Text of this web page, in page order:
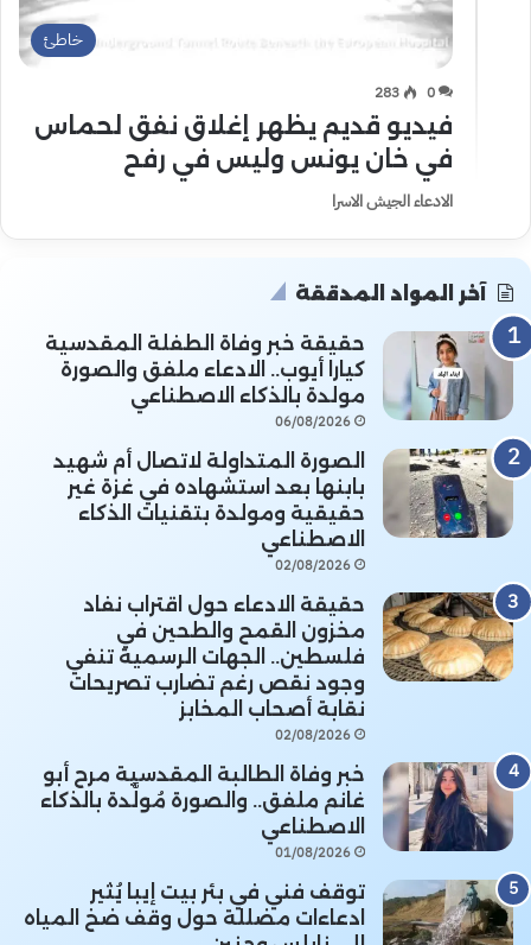
خاطئ
0
283
فيديو قديم يظهر إغلاق نفق لحماس
في خان يونس وليس في رفح
الادعاء الجيش الاسرا
آخر المواد المدققة
حقيقة خبر وفاة الطفلة المقدسية
كيارا أيوب.. الادعاء ملفق والصورة
مولدة بالذكاء الاصطناعي
06/08/2026
الصورة المتداولة لاتصال أم شهيد
بابنها بعد استشهاده في غزة غير
حقيقية ومولدة بتقنيات الذكاء
الاصطناعي
02/08/2026
حقيقة الادعاء حول اقتراب نفاد
مخزون القمح والطحين في
فلسطين.. الجهات الرسمية تنفي
وجود نقص رغم تضارب تصريحات
نقابة أصحاب المخابز
02/08/2026
خبر وفاة الطالبة المقدسية مرح أبو
غانم ملفق.. والصورة مُولَّدة بالذكاء
الاصطناعي
01/08/2026
توقف فني في بئر بيت إيبا يُثير
ادعاءات مضللة حول وقف ضخ المياه